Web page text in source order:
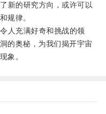
的研究方向，或许可以
规律。
充满好奇和挑战的领
的奥秘，为我们揭开宇宙
象。